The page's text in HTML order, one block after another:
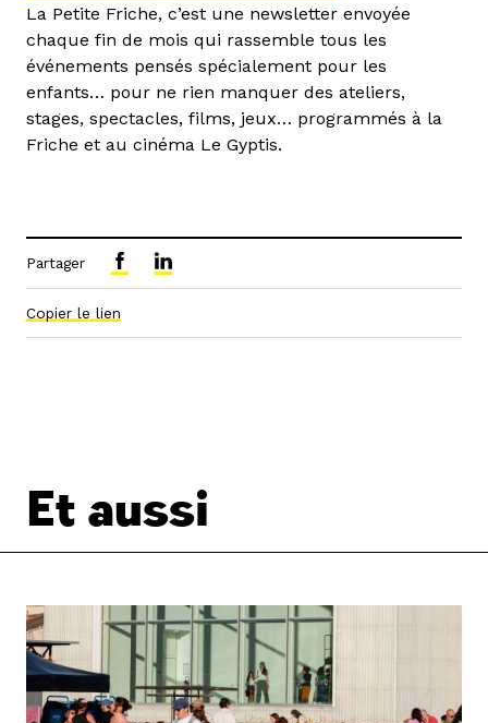
La Petite Friche, c’est une newsletter envoyée
chaque fin de mois qui rassemble tous les
événements pensés spécialement pour les
enfants… pour ne rien manquer des ateliers,
stages, spectacles, films, jeux… programmés à la
Friche et au cinéma Le Gyptis.
Partager
Copier le lien
Et aussi